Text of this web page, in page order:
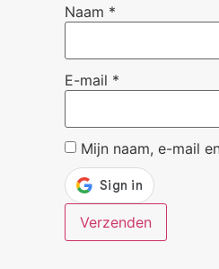
Naam *
E-mail *
Mijn naam, e-mail